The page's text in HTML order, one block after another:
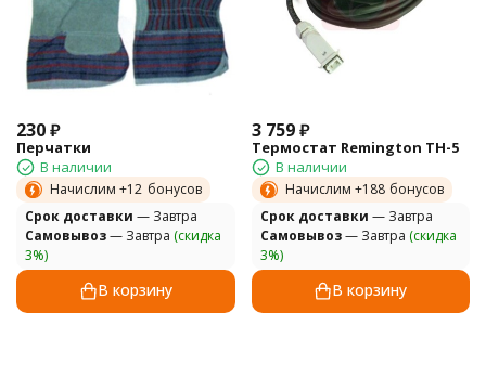
230₽
Перчатки
В наличии
Начислим +12 бонусов
Cрок доставки — Завтра
Самовывоз— Завтра (скидка
3%)
В корзину
3 759 ₽
Термостат Remington ТН-5
В наличии
Начислим +188 бонусов
Cрок доставки — Завтра
Самовывоз— Завтра (скидка
3%)
В корзину